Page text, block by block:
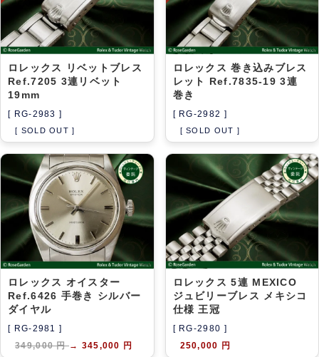
ロレックス リベットブレス
Ref.7205 3連リベット
19mm
[ RG-2983 ]
[ SOLD OUT ]
ロレックス 巻き込みブレス
レット Ref.7835-19 3連
巻き
[ RG-2982 ]
[ SOLD OUT ]
ロレックス オイスター
Ref.6426 手巻き シルバー
ダイヤル
[ RG-2981 ]
349,000 円→ 345,000 円
ロレックス 5連 MEXICO
ジュビリーブレス メキシコ
仕様 王冠
[ RG-2980 ]
250,000 円